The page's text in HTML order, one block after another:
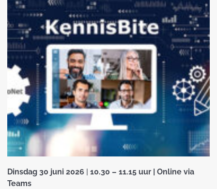
Dinsdag 30 juni 2026
10.30 – 11.15 uur | Online via
Teams